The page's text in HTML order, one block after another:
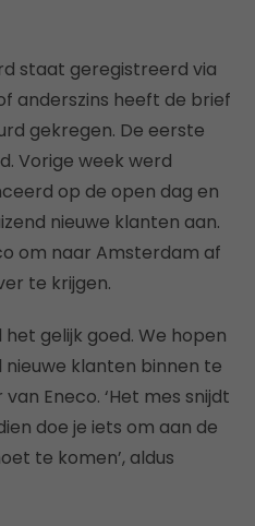
staat geregistreerd via
anderszins heeft de brief
gekregen. De eerste
Vorige week werd
op de open dag en
nieuwe klanten aan.
om naar Amsterdam af
te krijgen.
het gelijk goed. We hopen
klanten binnen te
Eneco. ‘Het mes snijdt
doe je iets om aan de
te komen’, aldus